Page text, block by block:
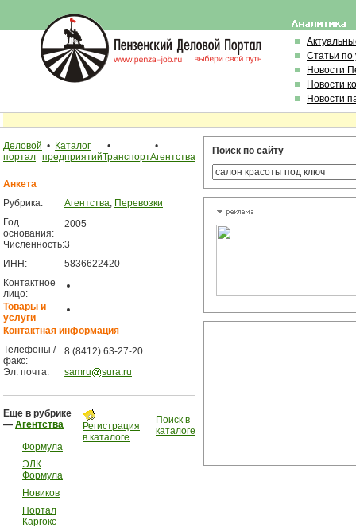
Статьи по
Новости
Новости
Новости
Деловой
портал
• Каталог
предприятий
•
Транспорт
•
Агентства
Анкета
Рубрика:
Агентства, Перевозки
Год
основания:
2005
Численность:3
ИНН:
5836622420
Контактное
лицо:
Товары и
услуги
Контактная информация
Телефоны /
факс:
8 (8412) 63-27-20
Эл. почта:
samru sura.ru
Еще в рубрике
— Агентства
Формула
ЭЛК
Формула
Новиков
Портал
Каргокс
Регистрация
в каталоге
Поиск в
каталоге
Поиск по сайту